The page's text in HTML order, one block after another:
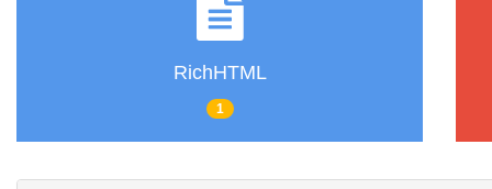
RichHTML
1